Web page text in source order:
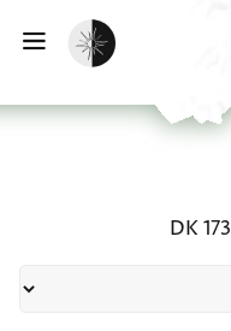
הפעלת מצב כהה
DK 173